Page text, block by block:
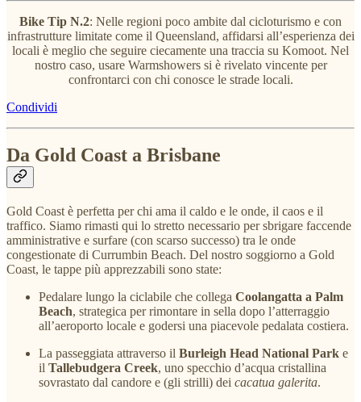
Bike Tip N.2: Nelle regioni poco ambite dal cicloturismo e con
infrastrutture limitate come il Queensland, affidarsi all’esperienza dei
locali è meglio che seguire ciecamente una traccia su Komoot. Nel
nostro caso, usare Warmshowers si è rivelato vincente per
confrontarci con chi conosce le strade locali.
Condividi
Da Gold Coast a Brisbane
Gold Coast è perfetta per chi ama il caldo e le onde, il caos e il
traffico. Siamo rimasti qui lo stretto necessario per sbrigare faccende
amministrative e surfare (con scarso successo) tra le onde
congestionate di Currumbin Beach. Del nostro soggiorno a Gold
Coast, le tappe più apprezzabili sono state:
Pedalare lungo la ciclabile che collega Coolangatta a Palm
Beach, strategica per rimontare in sella dopo l’atterraggio
all’aeroporto locale e godersi una piacevole pedalata costiera.
La passeggiata attraverso il Burleigh Head National Park e
il Tallebudgera Creek, uno specchio d’acqua cristallina
sovrastato dal candore e (gli strilli) dei cacatua galerita.